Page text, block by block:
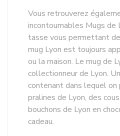
Vous retrouverez
incontournables Mugs de
tasse vous permettant
mug Lyon est toujours
ou la maison. Le mug de
collectionneur de Lyon.
contenant dans lequel
pralines de Lyon, des
bouchons de Lyon en
cadeau.